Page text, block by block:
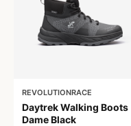
REVOLUTIONRACE
Daytrek Walking Boots
Dame Black